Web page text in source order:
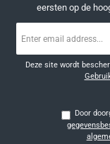
eersten op de
mailadres
Deze site wordt